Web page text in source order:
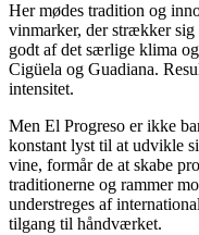
Her mødes tradition og
vinmarker, der strækker
godt af det særlige klima
Cigüela og Guadiana.
intensitet.
Men El Progreso er ikke
konstant lyst til at udvikle
vine, formår de at skabe
traditionerne og rammer
understreges af
tilgang til håndværket.